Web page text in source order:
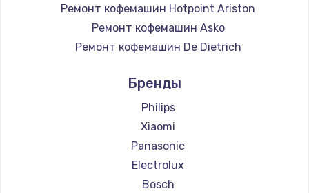
Ремонт кофемашин Hotpoint Ariston
Ремонт кофемашин Asko
Ремонт кофемашин De Dietrich
Ремонт кофемашин Ascaso
Ремонт кофемашин Jura
Ремонт кофемашин Olympia
Ремонт кофемашин Saeco
Ремонт кофемашин La Cimbali
Ремонт кофемашин WMF
Бренды
Philips
Xiaomi
Panasonic
Electrolux
Bosch